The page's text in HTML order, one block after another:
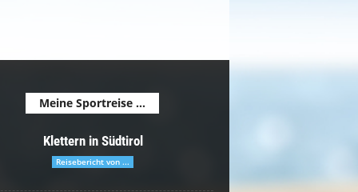
Meine Sportreise ...
Klettern in Südtirol
Reisebericht von ...